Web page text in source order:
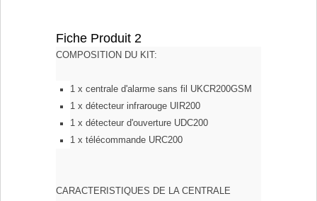
Fiche Produit 2
COMPOSITION DU KIT:
1 x centrale d'alarme sans fil UKCR200GSM
1 x détecteur infrarouge UIR200
1 x détecteur d'ouverture UDC200
1 x télécommande URC200
CARACTERISTIQUES DE LA CENTRALE